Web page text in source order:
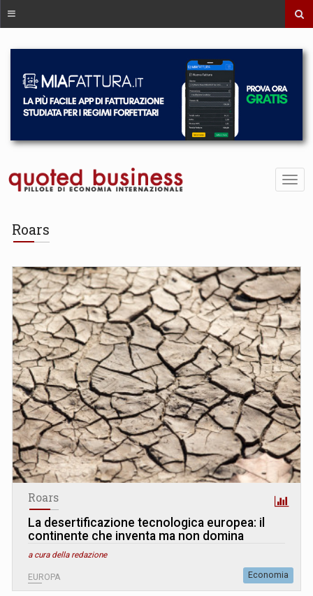
Roars
Roars
La desertificazione tecnologica europea: il
continente che inventa ma non domina
a cura della redazione
EUROPA Economia